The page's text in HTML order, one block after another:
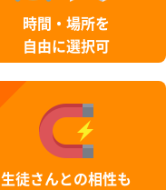
時間・場所を
自由に選択可
生徒さんとの相性も